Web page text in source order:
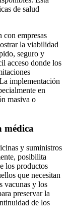
de salud
empresas
la viabilidad
seguro y
acceso donde los
implementación
en
masiva o
médica
y suministros
posibilita
los productos
que necesitan
vacunas y los
preservar la
de los